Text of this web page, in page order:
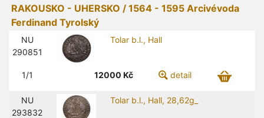
RAKOUSKO - UHERSKO / 1564 - 1595 Arcivévoda
Ferdinand Tyrolský
NU
290851
Tolar b.l., Hall
1/1 12000 Kč detail
NU
293832
Tolar b.l., Hall, 28,62g_